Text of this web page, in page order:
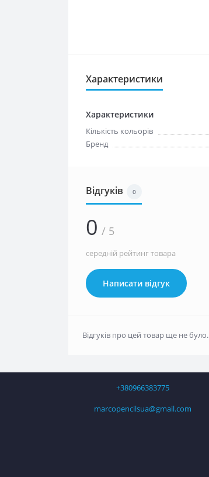
Характеристики
Характеристики
Кількість кольорів
Бренд
Відгуків 0
0 / 5
середній рейтинг товара
Написати відгук
Відгуків про цей товар ще не було.
+380966383775
marcopencilsua@gmail.com